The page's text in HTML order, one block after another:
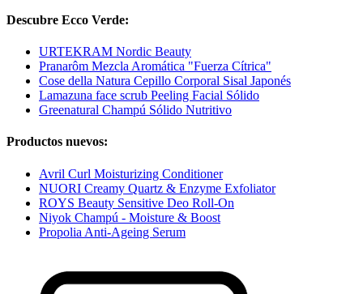
Descubre Ecco Verde:
URTEKRAM Nordic Beauty
Pranarôm Mezcla Aromática "Fuerza Cítrica"
Cose della Natura Cepillo Corporal Sisal Japonés
Lamazuna face scrub Peeling Facial Sólido
Greenatural Champú Sólido Nutritivo
Productos nuevos:
Avril Curl Moisturizing Conditioner
NUORI Creamy Quartz & Enzyme Exfoliator
ROYS Beauty Sensitive Deo Roll-On
Niyok Champú - Moisture & Boost
Propolia Anti-Ageing Serum